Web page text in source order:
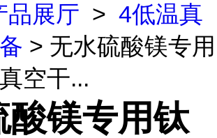
品展厅 > 4低温真
> 无水硫酸镁专用
空干...
酸镁专用钛